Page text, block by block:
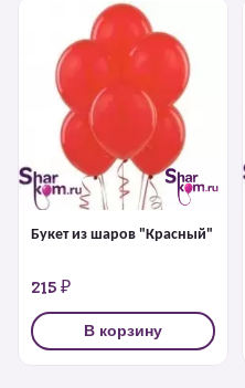
Букет из шаров "Красный"
215 ₽
В корзину